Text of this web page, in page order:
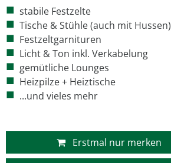
stabile Festzelte
Tische & Stühle (auch mit Hussen)
Festzeltgarnituren
Licht & Ton inkl. Verkabelung
gemütliche Lounges
Heizpilze + Heiztische
...und vieles mehr
Erstmal nur merken